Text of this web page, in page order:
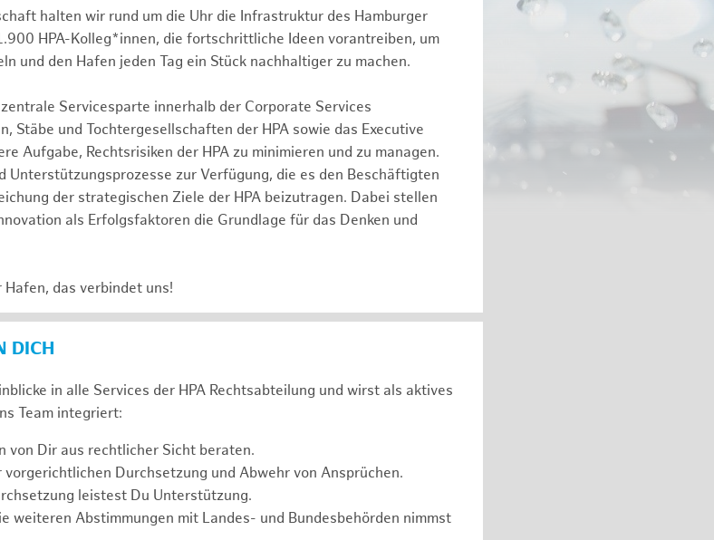
halten wir rund um die Uhr die Infrastruktur des Hamburger
HPA-Kolleg*innen, die fortschrittliche Ideen vorantreiben, um
und den Hafen jeden Tag ein Stück nachhaltiger zu machen.
Servicesparte innerhalb der Corporate Services
Stäbe und Tochtergesellschaften der HPA sowie das Executive
Aufgabe, Rechtsrisiken der HPA zu minimieren und zu managen.
Unterstützungsprozesse zur Verfügung, die es den Beschäftigten
der strategischen Ziele der HPA beizutragen. Dabei stellen
als Erfolgsfaktoren die Grundlage für das Denken und
das verbindet uns!
DICH
in alle Services der HPA Rechtsabteilung und wirst als aktives
Team integriert:
von Dir aus rechtlicher Sicht beraten.
Durchsetzung und Abwehr von Ansprüchen.
leistest Du Unterstützung.
weiteren Abstimmungen mit Landes- und Bundesbehörden nimmst